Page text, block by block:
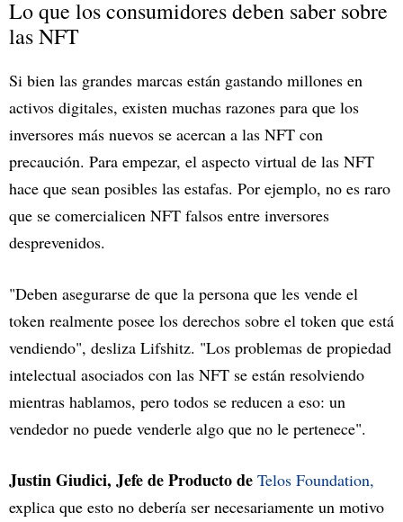
Lo que los consumidores deben saber sobre
las NFT
Si bien las grandes marcas están gastando millones en
activos digitales, existen muchas razones para que los
inversores más nuevos se acercan a las NFT con
precaución. Para empezar, el aspecto virtual de las NFT
hace que sean posibles las estafas. Por ejemplo, no es raro
que se comercialicen NFT falsos entre inversores
desprevenidos.
"Deben asegurarse de que la persona que les vende el
token realmente posee los derechos sobre el token que está
vendiendo", desliza Lifshitz. "Los problemas de propiedad
intelectual asociados con las NFT se están resolviendo
mientras hablamos, pero todos se reducen a eso: un
vendedor no puede venderle algo que no le pertenece".
Justin Giudici, Jefe de Producto de Telos Foundation,
explica que esto no debería ser necesariamente un motivo